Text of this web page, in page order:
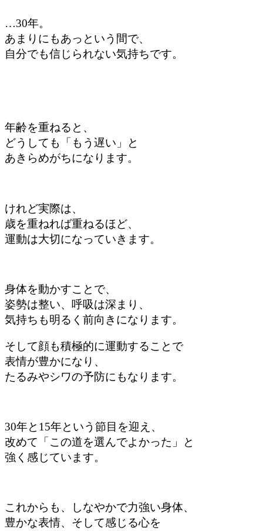
…30年。
あまりにもあっという間で、
自分でも信じられない気持ちです。
年齢を重ねると、
どうしても「もう遅い」と
あきらめがちになります。
けれど実際は、
歳を重ねれば重ねるほど、
運動は大切になっていきます。
身体を動かすことで、
姿勢は整い、呼吸は深まり、
気持ちも明るく前向きになります。
そして顔も積極的に運動することで
表情が豊かになり、
たるみやシワの予防にもなります。
30年と15年という節目を迎え、
改めて「この道を選んでよかった」と
強く感じています。
これからも、しなやかで力強い身体、
豊かな表情、そして感じる心を